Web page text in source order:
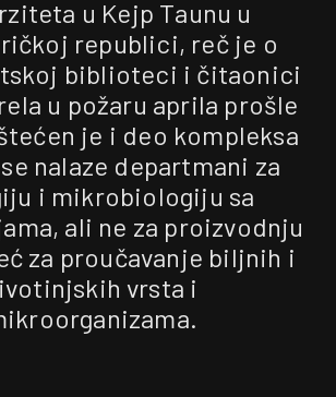
u Kejp Taunu u
republici, reč je o
biblioteci i čitaonici
u požaru aprila prošle
je i deo kompleksa
nalaze departmani za
i mikrobiologiju sa
ali ne za proizvodnju
za proučavanje biljnih i
vrsta i